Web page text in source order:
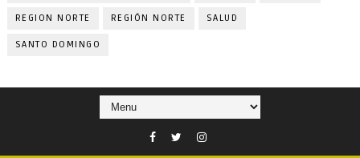
REGION NORTE REGIÓN NORTE SALUD
SANTO DOMINGO